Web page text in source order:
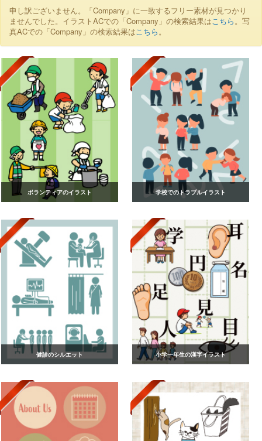
申し訳ございません。「Company」に一致するフリー素材が見つかり
ませんでした。イラストACでの「Company」の検索結果はこちら。写
真ACでの「Company」の検索結果はこちら。
ボランティアのイラスト 学校でのトラブルイラスト
健診のシルエット 小学一年生の漢字イラスト